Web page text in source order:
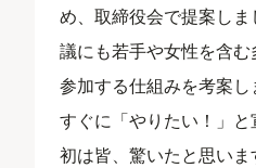
め、取締役会で提案し
議にも若手や女性を含
参加する仕組みを考案
すぐに「やりたい！」
初は皆、驚いたと思いま